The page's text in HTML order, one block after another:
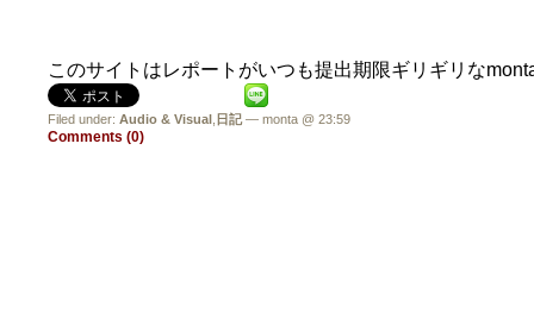
このサイトはレポートがいつも提出期限ギリギリな
Filed under: Audio & Visual 日記— monta @ 23:59
Comments (0)